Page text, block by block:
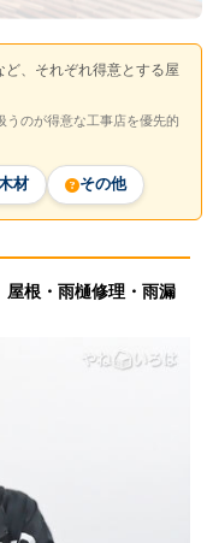
、それぞれ得意とする屋
のが得意な工事店を優先的
材 その他
屋根・雨樋修理・雨漏